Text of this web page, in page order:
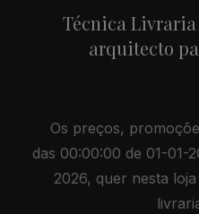
Técnica
arquitecto
Os preços,
das 00:00:00 de 01-01-
2026, quer nesta